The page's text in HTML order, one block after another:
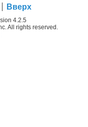
Вверх
4.2.5
All rights reserved.